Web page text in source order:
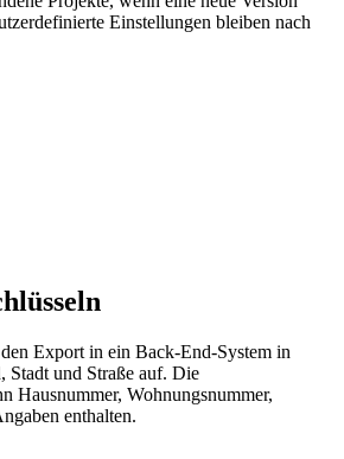
Einstellungen bleiben nach
Export in ein Back-End-System in
Stadt und Straße auf. Die
Hausnummer, Wohnungsnummer,
enthalten.